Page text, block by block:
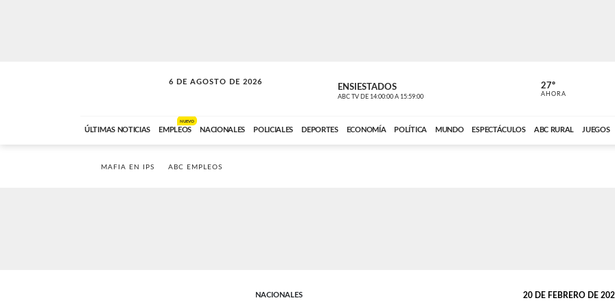
6 DE AGOSTO DE 2026
VITAMINAS ENSIESTADOS
ABC TV DE 14:00:00 A 15:59:00 ABC CARDINAL
27º
AHORA
ÚLTIMAS NOTICIAS EMPLEOS
NUEVO
NACIONALES POLICIALES DEPORTES ECONOMÍA POLÍTICA MUNDO ESPECTÁCULOS ABC RURAL JUEGOS
MAFIA EN IPS ABC EMPLEOS
NACIONALES 20 DE FEBRERO DE